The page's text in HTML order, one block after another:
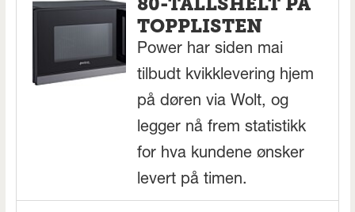
TOPPLISTEN
Power har siden mai
tilbudt kvikklevering hjem
på døren via Wolt, og
legger nå frem statistikk
for hva kundene ønsker
levert på timen.